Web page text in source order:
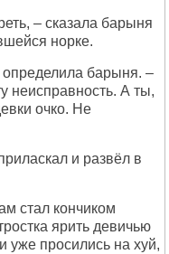
– сказала барыня
норке.
барыня. –
неисправность. А ты,
очко. Не
и развёл в
стал кончиком
ярить девичью
уже просились на хуй,